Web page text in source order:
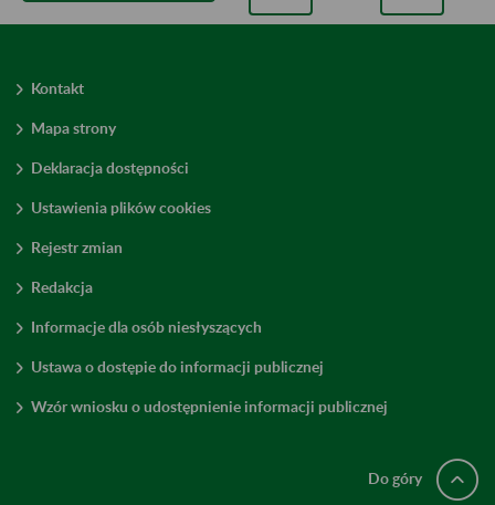
Kontakt
Mapa strony
Deklaracja dostępności
Ustawienia plików cookies
Rejestr zmian
Redakcja
Informacje dla osób niesłyszących
Ustawa o dostępie do informacji publicznej
Wzór wniosku o udostępnienie informacji publicznej
Do góry